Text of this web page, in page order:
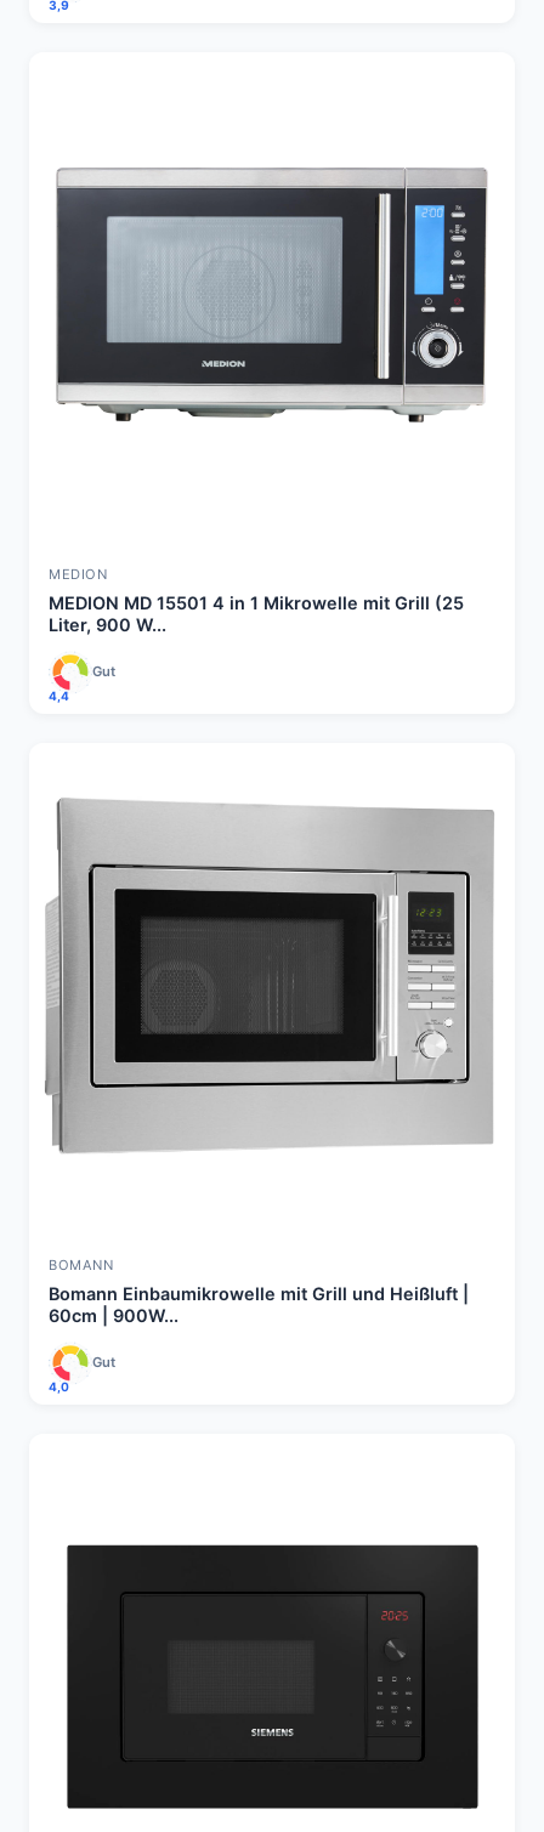
3,9
MEDION
MEDION MD 15501 4 in 1 Mikrowelle mit Grill (25
Liter, 900 W...
4,4
Gut
BOMANN
Bomann Einbaumikrowelle mit Grill und Heißluft |
60cm | 900W...
4,0
Gut